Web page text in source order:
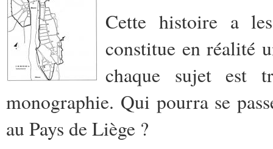
Cette histoire a
constitue en réalité
chaque sujet est
monographie. Qui pourra se
au Pays de Liège ?